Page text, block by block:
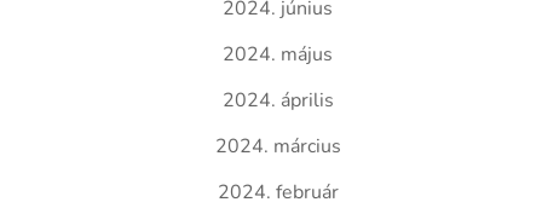
2024. június
2024. május
2024. április
2024. március
2024. február